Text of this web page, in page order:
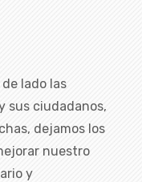
lado las
sus ciudadanos,
dejamos los
nuestro
y